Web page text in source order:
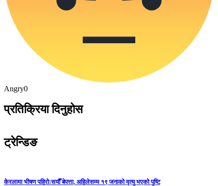
Angry0
प्रतिक्रिया दिनुहोस
ट्रेन्डिङ
केरलामा भीषण पहिरोःसयौँ बेपत्ता, अहिलेसम्म १९ जनाको मृत्यु भएको पुष्टि